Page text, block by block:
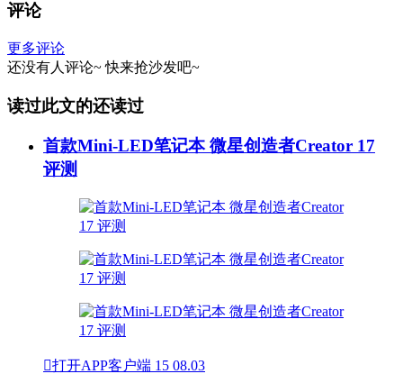
评论
更多评论
还没有人评论~ 快来抢沙发吧~
读过此文的还读过
首款Mini-LED笔记本 微星创造者Creator 17
评测
打开APP客户端 15 08.03